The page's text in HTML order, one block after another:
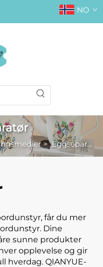
NO
>Eggseparatør
får du mer
Dine
sunne produkter
opplevelse og gir
hverdag. QIANYUE-